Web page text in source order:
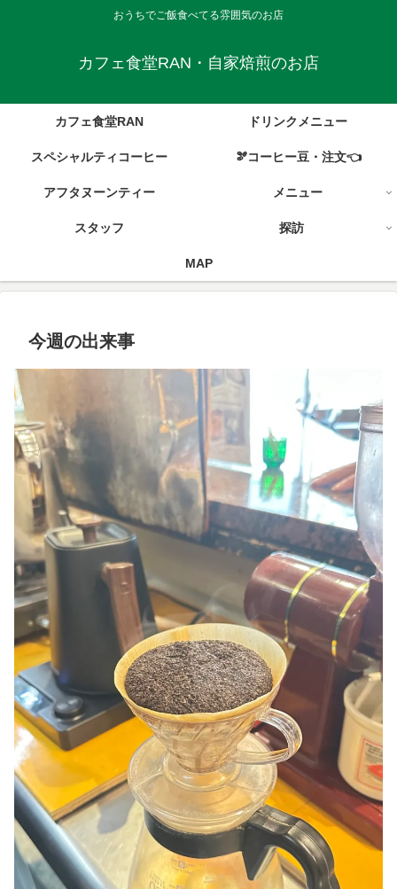
おうちでご飯食べてる雰囲気のお店
カフェ食堂RAN・自家焙煎のお店
カフェ食堂RAN ドリンクメニュー
スペシャルティコーヒー 🫘コーヒー豆・注文👈
アフタヌーンティー メニュー
スタッフ 探訪
MAP
今週の出来事